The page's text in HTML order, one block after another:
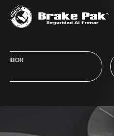
SISTEMA FRENO DE DISCO